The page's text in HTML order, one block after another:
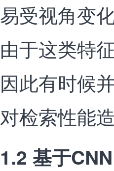
易受视角变
由于这类特
因此有时候
对检索性能
1.2 基于